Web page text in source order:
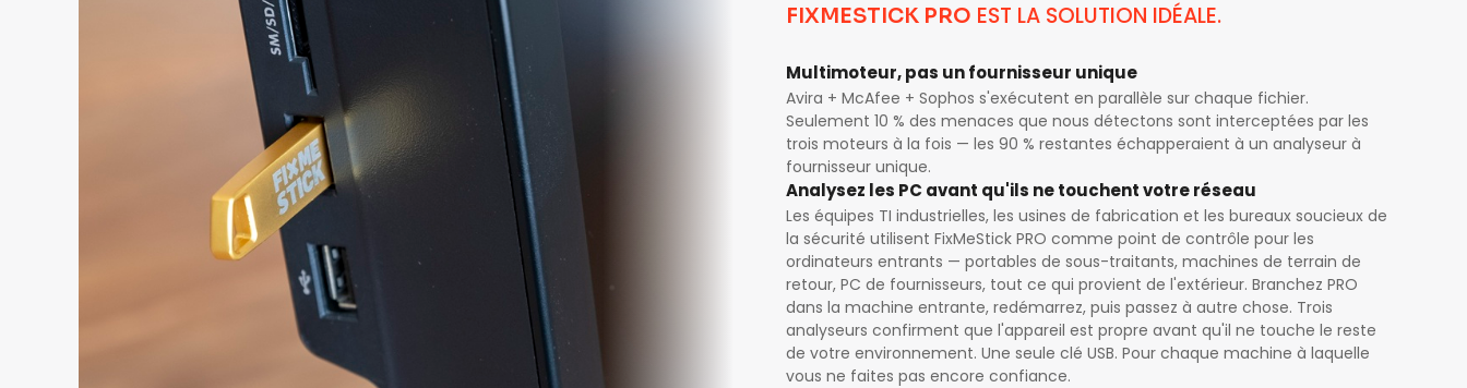
FIXMESTICK PRO EST LA SOLUTION IDÉALE.
Multimoteur, pas un fournisseur unique
Avira + McAfee + Sophos s'exécutent en parallèle sur chaque fichier.
Seulement 10 % des menaces que nous détectons sont interceptées par les
trois moteurs à la fois — les 90 % restantes échapperaient à un analyseur à
fournisseur unique.
Analysez les PC avant qu'ils ne touchent votre réseau
Les équipes TI industrielles, les usines de fabrication et les bureaux soucieux de
la sécurité utilisent FixMeStick PRO comme point de contrôle pour les
ordinateurs entrants — portables de sous-traitants, machines de terrain de
retour, PC de fournisseurs, tout ce qui provient de l'extérieur. Branchez PRO
dans la machine entrante, redémarrez, puis passez à autre chose. Trois
analyseurs confirment que l'appareil est propre avant qu'il ne touche le reste
de votre environnement. Une seule clé USB. Pour chaque machine à laquelle
vous ne faites pas encore confiance.